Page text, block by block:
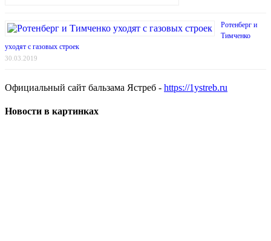
Ротенберг и
Тимченко
уходят с газовых строек
30.03.2019
Официальный сайт бальзама Ястреб - https://1ystreb.ru
Новости в картинках